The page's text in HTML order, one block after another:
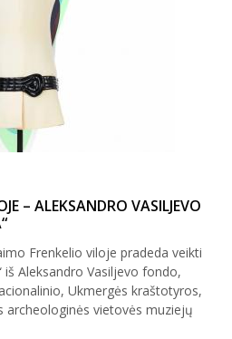
– ALEKSANDRO VASILJEVO
Frenkelio viloje pradeda veikti
iš Aleksandro Vasiljevo fondo,
Ukmergės kraštotyros,
archeologinės vietovės muziejų